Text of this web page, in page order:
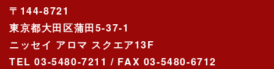
ス
なお、電話番号については電子メールで
のご連絡が取れない時に連絡先として利
用します。
〒144-8721
東京都大田区蒲田5-37-1
ニッセイ アロマ スクエア13F
TEL 03-5480-7211 / FAX 03-5480-6712